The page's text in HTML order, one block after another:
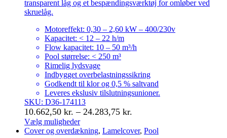
transparent låg og et bespændingsværktøj for omløber ved
skruelåg.
Motoreffekt: 0,30 – 2,60 kW – 400/230v
Kapacitet: < 12 – 22 h/m
Flow kapacitet: 10 – 50 m³/h
Pool størrelse: < 250 m³
Rimelig lydsvage
Indbygget overbelastningssikring
Godkendt til klor og 0,5 % saltvand
Leveres ekslusiv tilslutningsunioner.
SKU: D36-174113
10.662,50 kr. – 24.283,75 kr.
til
Vælg muligheder
Dette
Cover og overdækning, Lamelcover, Pool